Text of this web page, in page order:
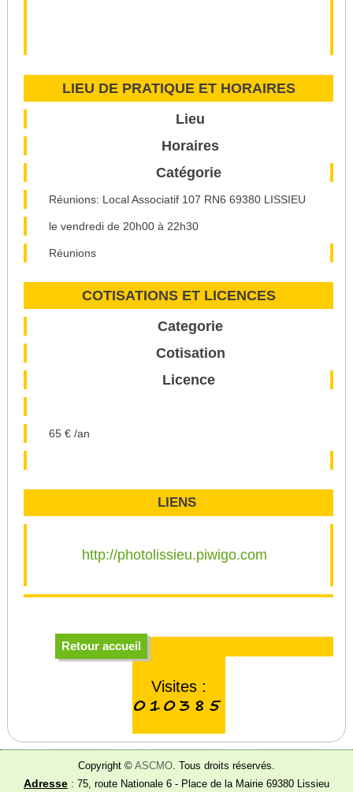
LIEU DE PRATIQUE ET HORAIRES
Lieu
Horaires
Catégorie
Réunions: Local Associatif 107 RN6 69380 LISSIEU
le vendredi de 20h00 à 22h30
Réunions
COTISATIONS ET LICENCES
Categorie
Cotisation
Licence
65 € /an
LIENS
http://photolissieu.piwigo.com
Retour accueil
Visites :
010385
Copyright © ASCMO. Tous droits réservés.
Adresse : 75, route Nationale 6 - Place de la Mairie 69380 Lissieu